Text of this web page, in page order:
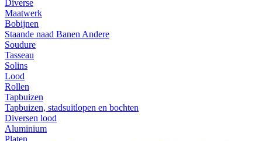
Diverse
Maatwerk
Bobijnen
Staande naad Banen Andere
Soudure
Tasseau
Solins
Lood
Rollen
Tapbuizen
Tapbuizen, stadsuitlopen en bochten
Diversen lood
Aluminium
Platen